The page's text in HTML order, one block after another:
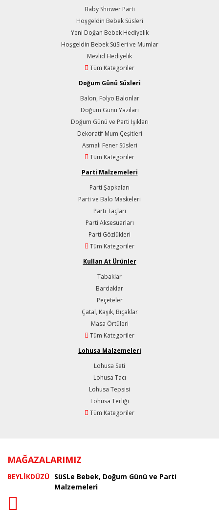
Baby Shower Parti
Hoşgeldin Bebek Süsleri
Yeni Doğan Bebek Hediyelik
Hoşgeldin Bebek SüSleri ve Mumlar
Mevlid Hediyelik
Tüm Kategoriler
Doğum Günü Süsleri
Balon, Folyo Balonlar
Doğum Günü Yazıları
Doğum Günü ve Parti Işıkları
Dekoratif Mum Çeşitleri
Asmalı Fener Süsleri
Tüm Kategoriler
Parti Malzemeleri
Parti Şapkaları
Parti ve Balo Maskeleri
Parti Taçları
Parti Aksesuarları
Parti Gözlükleri
Tüm Kategoriler
Kullan At Ürünler
Tabaklar
Bardaklar
Peçeteler
Çatal, Kaşık, Bıçaklar
Masa Örtüleri
Tüm Kategoriler
Lohusa Malzemeleri
Lohusa Seti
Lohusa Tacı
Lohusa Tepsisi
Lohusa Terliği
Tüm Kategoriler
MAĞAZALARIMIZ
BEYLİKDÜZÜ SüSLe Bebek, Doğum Günü ve Parti
Malzemeleri